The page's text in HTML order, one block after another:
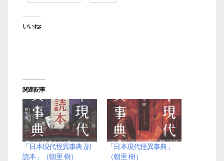
いいね:
関連記事
「日本現代怪異事典 副
読本」（朝里 樹）
「日本現代怪異事典」
（朝里 樹）